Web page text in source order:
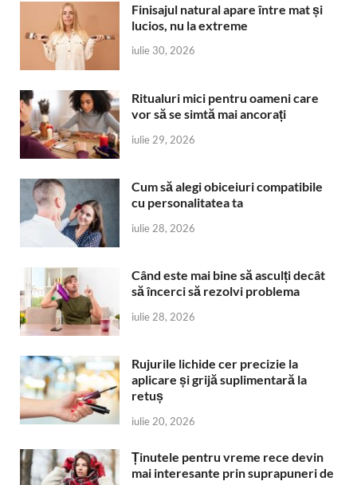
Finisajul natural apare între mat și
lucios, nu la extreme
iulie 30, 2026
Ritualuri mici pentru oameni care
vor să se simtă mai ancorați
iulie 29, 2026
Cum să alegi obiceiuri compatibile
cu personalitatea ta
iulie 28, 2026
Când este mai bine să asculți decât
să încerci să rezolvi problema
iulie 28, 2026
Rujurile lichide cer precizie la
aplicare și grijă suplimentară la
retuș
iulie 20, 2026
Ținutele pentru vreme rece devin
mai interesante prin suprapuneri de